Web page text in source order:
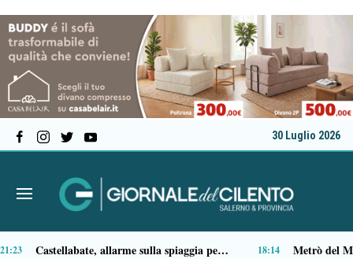
30 Luglio 2026
Premio Terre del Bussento, si alza il sipario: stasera Roberto Fico apre l’11ª edizione 14:35 Capaccio Paestum spazio di legalità: oltre 43 ettari di beni confiscati destinati a progetti sociali